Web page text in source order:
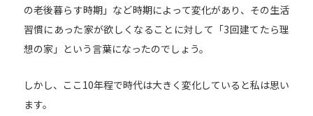
の老後暮らす時期」など時期によって変化があり、その生活
習慣にあった家が欲しくなることに対して「3回建てたら理
想の家」という言葉になったのでしょう。
しかし、ここ10年程で時代は大きく変化していると私は思い
ます。